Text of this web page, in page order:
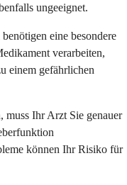
ungeeignet.
eine besondere
verarbeiten,
einem gefährlichen
muss Ihr Arzt Sie genauer
können Ihr Risiko für